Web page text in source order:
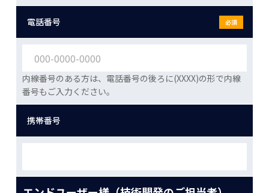
電話番号 必須
内線番号のある方は、電話番号の後ろに(XXXX)の形で内線
番号もご入力ください。
携帯番号